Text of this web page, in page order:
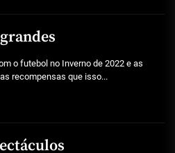
o futebol no Inverno de 2022 e as
recompensas que isso...